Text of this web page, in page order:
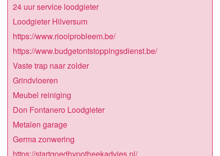
24 uur service loodgieter
Loodgieter Hilversum
https://www.rioolprobleem.be/
https://www.budgetontstoppingsdienst.be/
Vaste trap naar zolder
Grindvloeren
Meubel reiniging
Don Fontanero Loodgieter
Metalen garage
Germa zonwering
https://startgoedhypotheekadvies.nl/